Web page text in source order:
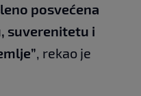
posvećena
suverenitetu i
, rekao je